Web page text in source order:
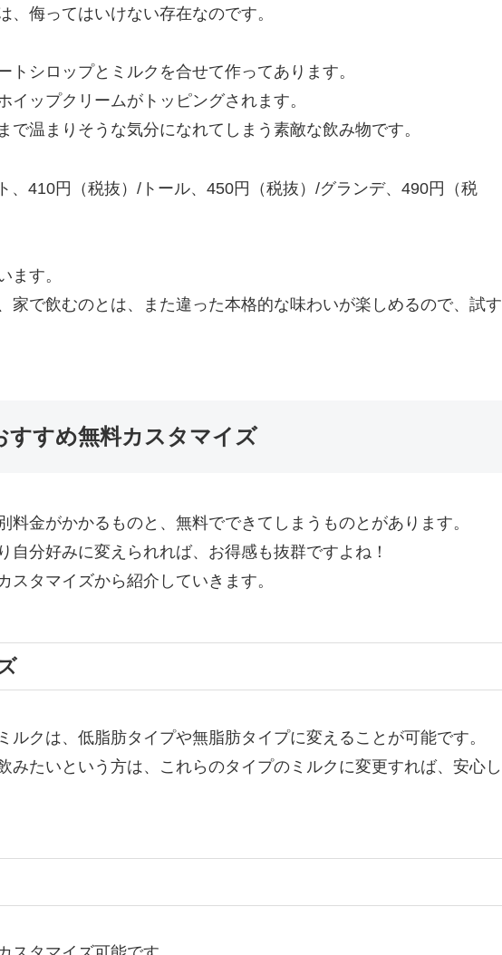
、侮ってはいけない存在なのです。
トシロップとミルクを合せて作ってあります。
イップクリームがトッピングされます。
で温まりそうな気分になれてしまう素敵な飲み物です。
、410円（税抜）/トール、450円（税抜）/グランデ、490円（税
ます。
家で飲むのとは、また違った本格的な味わいが楽しめるので、試す
すめ無料カスタマイズ
料金がかかるものと、無料でできてしまうものとがあります。
自分好みに変えられれば、お得感も抜群ですよね！
スタマイズから紹介していきます。
ルクは、低脂肪タイプや無脂肪タイプに変えることが可能です。
みたいという方は、これらのタイプのミルクに変更すれば、安心し